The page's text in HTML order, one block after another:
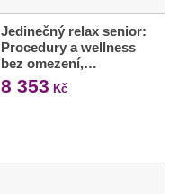
Jedinečný relax senior:
Procedury a wellness
bez omezení,…
8 353 Kč